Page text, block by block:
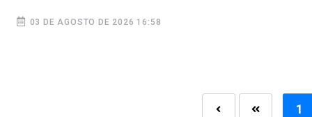
03 DE AGOSTO DE 2026 16:58
1